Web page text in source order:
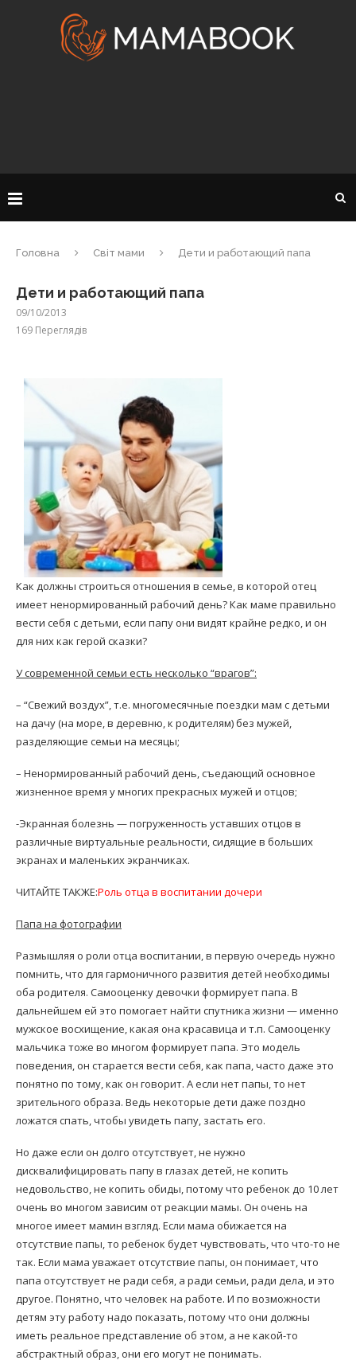
Головна Світ мами Дети и работающий папа
Дети и работающий папа
09/10/2013
169 Переглядів
Как должны строиться отношения в семье, в которой отец
имеет ненормированный рабочий день? Как маме правильно
вести себя с детьми, если папу они видят крайне редко, и он
для них как герой сказки?
У современной семьи есть несколько “врагов”:
– “Свежий воздух”, т.е. многомесячные поездки мам с детьми
на дачу (на море, в деревню, к родителям) без мужей,
разделяющие семьи на месяцы;
– Ненормированный рабочий день, съедающий основное
жизненное время у многих прекрасных мужей и отцов;
-Экранная болезнь — погруженность уставших отцов в
различные виртуальные реальности, сидящие в больших
экранах и маленьких экранчиках.
ЧИТАЙТЕ ТАКЖЕ:Роль отца в воспитании дочери
Папа на фотографии
Размышляя о роли отца воспитании, в первую очередь нужно
помнить, что для гармоничного развития детей необходимы
оба родителя. Самооценку девочки формирует папа. В
дальнейшем ей это помогает найти спутника жизни — именно
мужское восхищение, какая она красавица и т.п. Самооценку
мальчика тоже во многом формирует папа. Это модель
поведения, он старается вести себя, как папа, часто даже это
понятно по тому, как он говорит. А если нет папы, то нет
зрительного образа. Ведь некоторые дети даже поздно
ложатся спать, чтобы увидеть папу, застать его.
Но даже если он долго отсутствует, не нужно
дисквалифицировать папу в глазах детей, не копить
недовольство, не копить обиды, потому что ребенок до 10 лет
очень во многом зависим от реакции мамы. Он очень на
многое имеет мамин взгляд. Если мама обижается на
отсутствие папы, то ребенок будет чувствовать, что что-то не
так. Если мама уважает отсутствие папы, он понимает, что
папа отсутствует не ради себя, а ради семьи, ради дела, и это
другое. Понятно, что человек на работе. И по возможности
детям эту работу надо показать, потому что они должны
иметь реальное представление об этом, а не какой-то
абстрактный образ, они его могут не понимать.